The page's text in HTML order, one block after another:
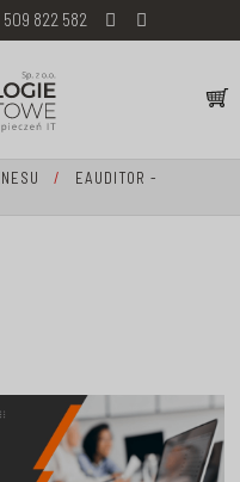
509 822 582
/
EAUDITOR -